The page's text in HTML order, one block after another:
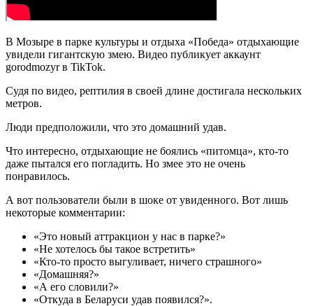
В Мозыре в парке культуры и отдыха «Победа» отдыхающие
увидели гигантскую змею. Видео публикует аккаунт
gorodmozyr в TikTok.
Судя по видео, рептилия в своей длине достигала нескольких
метров.
Люди предположили, что это домашний удав.
Что интересно, отдыхающие не боялись «питомца», кто-то
даже пытался его погладить. Но змее это не очень
понравилось.
А вот пользователи были в шоке от увиденного. Вот лишь
некоторые комментарии:
«Это новый аттракцион у нас в парке?»
«Не хотелось бы такое встретить»
«Кто-то просто выгуливает, ничего страшного»
«Домашняя?»
«А его словили?»
«Откуда в Беларуси удав появился?».